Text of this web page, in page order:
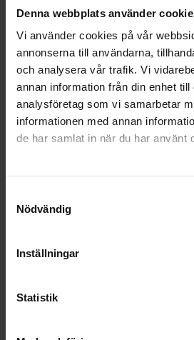
Denna webbplats använder
Vi använder cookies på vår
annonserna till användarna,
och analysera vår trafik. Vi
annan information från din enhet
analysföretag som vi samarbetar
informationen med annan
de har samlat in när du har använt
Nödvändig
Inställningar
Statistik
Anne,Färjestaden
"Att få hjälp iden svåra
när jag förlorat min man
Ronja,